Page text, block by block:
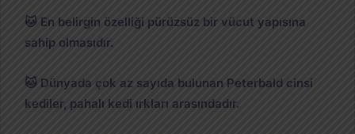
🐱 En belirgin özelliği pürüzsüz bir vücut yapısına
sahip olmasıdır.
🐱 Dünyada çok az sayıda bulunan Peterbald cinsi
kediler, pahalı kedi ırkları arasındadır.